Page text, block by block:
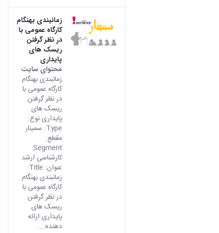
زمانبندی بهنگام
کارگاه عمومی با
در نظر گرفتن
ریسک های
پایداری
محتوای سایت
زمانبندی بهنگام
کارگاه عمومی با
در نظر گرفتن
ریسک های
پایداری نوع:
Type: سمینار
مقطع:
Segment:
کارشناسی ارشد
عنوان: Title:
زمانبندی بهنگام
کارگاه عمومی با
در نظر گرفتن
ریسک های
پایداری ارائه
دهنده:...